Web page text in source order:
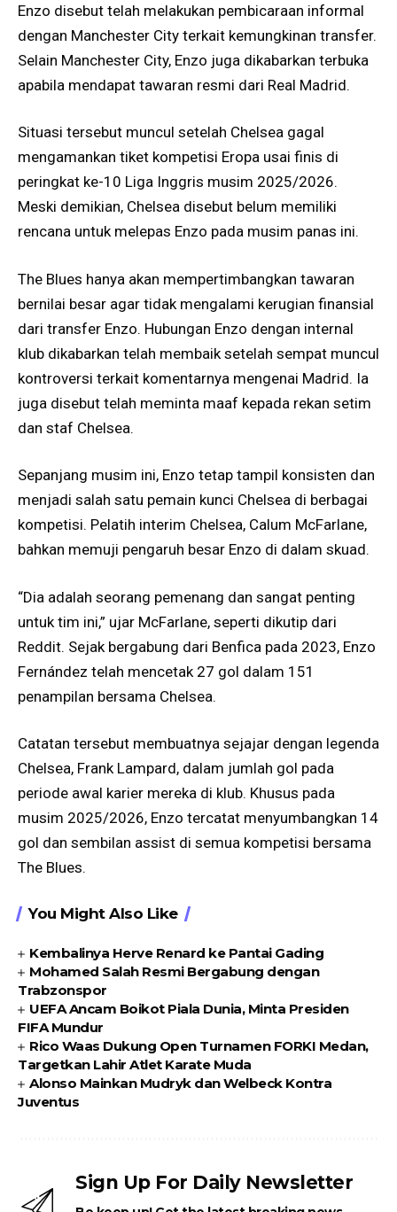
Enzo disebut telah melakukan pembicaraan informal
dengan Manchester City terkait kemungkinan transfer.
Selain Manchester City, Enzo juga dikabarkan terbuka
apabila mendapat tawaran resmi dari Real Madrid.
Situasi tersebut muncul setelah Chelsea gagal
mengamankan tiket kompetisi Eropa usai finis di
peringkat ke-10 Liga Inggris musim 2025/2026.
Meski demikian, Chelsea disebut belum memiliki
rencana untuk melepas Enzo pada musim panas ini.
The Blues hanya akan mempertimbangkan tawaran
bernilai besar agar tidak mengalami kerugian finansial
dari transfer Enzo. Hubungan Enzo dengan internal
klub dikabarkan telah membaik setelah sempat muncul
kontroversi terkait komentarnya mengenai Madrid. Ia
juga disebut telah meminta maaf kepada rekan setim
dan staf Chelsea.
Sepanjang musim ini, Enzo tetap tampil konsisten dan
menjadi salah satu pemain kunci Chelsea di berbagai
kompetisi. Pelatih interim Chelsea, Calum McFarlane,
bahkan memuji pengaruh besar Enzo di dalam skuad.
“Dia adalah seorang pemenang dan sangat penting
untuk tim ini,” ujar McFarlane, seperti dikutip dari
Reddit. Sejak bergabung dari Benfica pada 2023, Enzo
Fernández telah mencetak 27 gol dalam 151
penampilan bersama Chelsea.
Catatan tersebut membuatnya sejajar dengan legenda
Chelsea, Frank Lampard, dalam jumlah gol pada
periode awal karier mereka di klub. Khusus pada
musim 2025/2026, Enzo tercatat menyumbangkan 14
gol dan sembilan assist di semua kompetisi bersama
The Blues.
You Might Also Like
Kembalinya Herve Renard ke Pantai Gading
Mohamed Salah Resmi Bergabung dengan
Trabzonspor
UEFA Ancam Boikot Piala Dunia, Minta Presiden
FIFA Mundur
Rico Waas Dukung Open Turnamen FORKI Medan,
Targetkan Lahir Atlet Karate Muda
Alonso Mainkan Mudryk dan Welbeck Kontra
Juventus
Sign Up For Daily Newsletter